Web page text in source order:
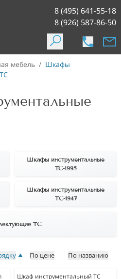
8 (495) 641-55-18
8 (926) 587-86-50
мебель / Шкафы
Шкафы инструментальные
TC-1995
Шкафы инструментальные
ТС-1947
ТС
По цене По названию
Шкаф инструментальный ТС